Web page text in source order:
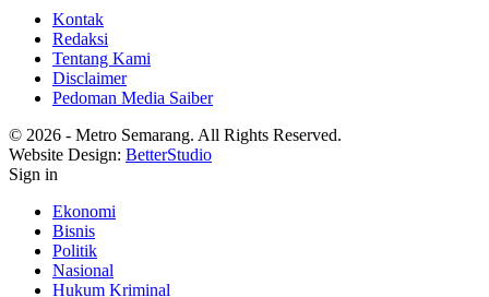
Kontak
Redaksi
Tentang Kami
Disclaimer
Pedoman Media Saiber
© 2026 - Metro Semarang. All Rights Reserved.
Website Design: BetterStudio
Sign in
Ekonomi
Bisnis
Politik
Nasional
Hukum Kriminal